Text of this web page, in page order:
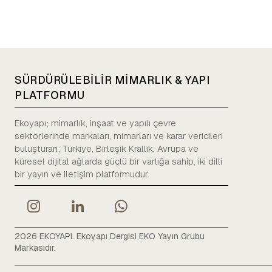
SÜRDÜRÜLEBİLİR MİMARLIK & YAPI
PLATFORMU
Ekoyapı; mimarlık, inşaat ve yapılı çevre
sektörlerinde markaları, mimarları ve karar vericileri
buluşturan; Türkiye, Birleşik Krallık, Avrupa ve
küresel dijital ağlarda güçlü bir varlığa sahip, iki dilli
bir yayın ve iletişim platformudur.
2026 EKOYAPI. Ekoyapı Dergisi EKO Yayın Grubu
Markasıdır.